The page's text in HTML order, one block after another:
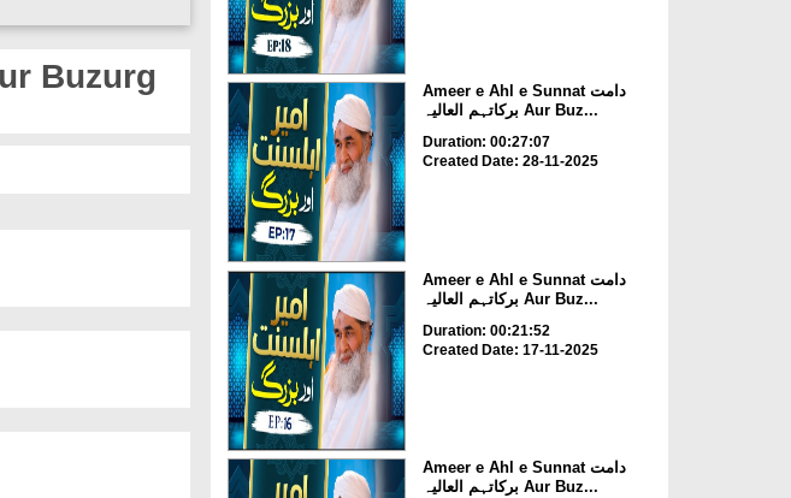
Ameer e Ahl e Sunnat دامت
برکاتہم العالیہ Aur Buz...
Duration: 00:27:07
Created Date: 28-11-2025
Ameer e Ahl e Sunnat دامت
برکاتہم العالیہ Aur Buz...
Duration: 00:21:52
Created Date: 17-11-2025
Ameer e Ahl e Sunnat دامت
برکاتہم العالیہ Aur Buz...